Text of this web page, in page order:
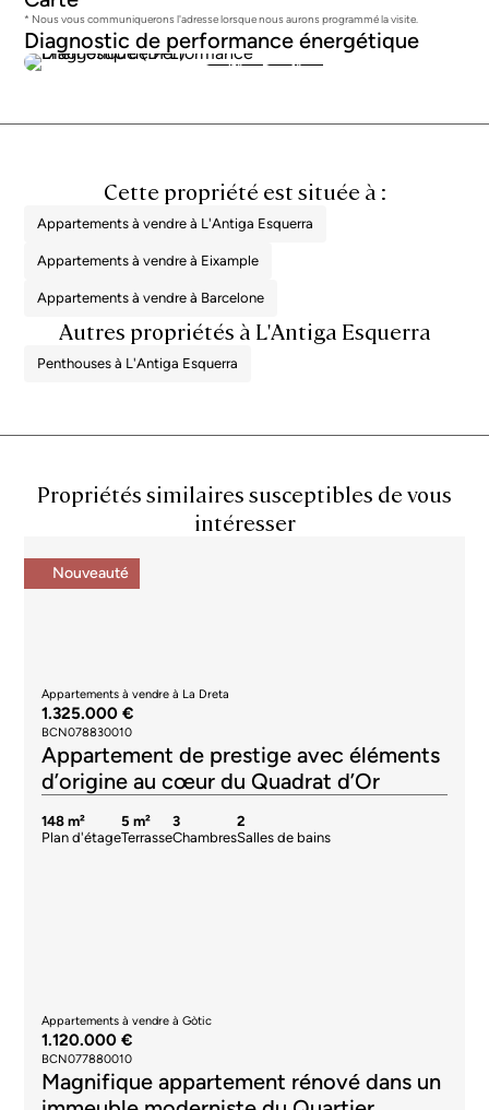
* Nous vous communiquerons l'adresse lorsque nous aurons programmé la visite.
Diagnostic de performance énergétique
164 34
Cette propriété est située à :
Appartements à vendre à L'Antiga Esquerra
Appartements à vendre à Eixample
Appartements à vendre à Barcelone
Autres propriétés à L'Antiga Esquerra
Penthouses à L'Antiga Esquerra
Propriétés similaires susceptibles de vous
intéresser
Nouveauté
Appartements à vendre à La Dreta
1.325.000 €
BCN078830010
Appartement de prestige avec éléments
d’origine au cœur du Quadrat d’Or
148 m²
Plan d'étage
5 m²
Terrasse
3
Chambres
2
Salles de bains
Appartements à vendre à Gòtic
1.120.000 €
BCN077880010
Magnifique appartement rénové dans un